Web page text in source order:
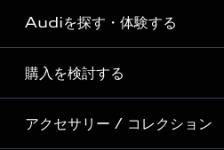
Audi ブランド
Story of Progress
Audi Sport
Formula 1®
Audiを探す・体験する
ディーラー検索
新車在庫検索
購入を検討する
モデル一覧
アクセサリー / コレクション